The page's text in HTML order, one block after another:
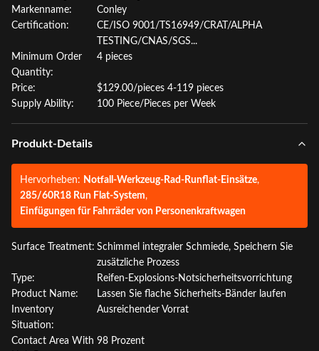
Markenname:
Conley
Certification:
CE/ISO 9001/TS16949/CRAT/ALPHA
TESTING/CNAS/SGS...
Minimum Order
Quantity:
4 pieces
Price:
$129.00/pieces 4-119 pieces
Supply Ability:
100 Piece/Pieces per Week
Produkt-Details
Hervorheben: Notfall-Werkzeug-Rad-Runflat-Einsätze,
285/60R18 Run Flat-System,
Einfügungen für Fahrräder von Personenkraftwagen
Surface Treatment: Schimmel integraler Schmiede, Speichern Sie
zusätzliche Prozess
Type:
Reifen-Explosions-Notsicherheitsvorrichtung
Product Name:
Lassen Sie flache Sicherheits-Bänder laufen
Inventory
Situation:
Ausreichender Vorrat
Contact Area With 98 Prozent